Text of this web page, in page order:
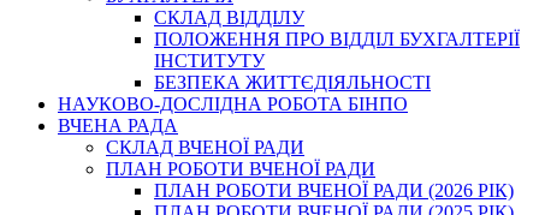
СКЛАД ВІДДІЛУ
ПОЛОЖЕННЯ ПРО ВІДДІЛ БУХГАЛТЕРІЇ
ІНСТИТУТУ
БЕЗПЕКА ЖИТТЄДІЯЛЬНОСТІ
НАУКОВО-ДОСЛІДНА РОБОТА БІНПО
ВЧЕНА РАДА
СКЛАД ВЧЕНОЇ РАДИ
ПЛАН РОБОТИ ВЧЕНОЇ РАДИ
ПЛАН РОБОТИ ВЧЕНОЇ РАДИ (2026 РІК)